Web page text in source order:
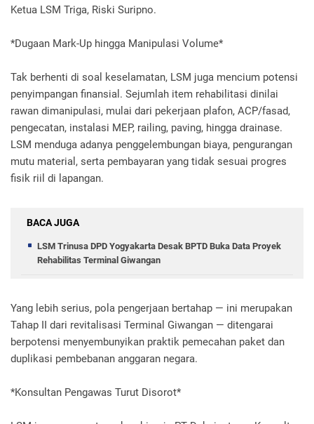
Ketua LSM Triga, Riski Suripno.
*Dugaan Mark-Up hingga Manipulasi Volume*
Tak berhenti di soal keselamatan, LSM juga mencium potensi
penyimpangan finansial. Sejumlah item rehabilitasi dinilai
rawan dimanipulasi, mulai dari pekerjaan plafon, ACP/fasad,
pengecatan, instalasi MEP, railing, paving, hingga drainase.
LSM menduga adanya penggelembungan biaya, pengurangan
mutu material, serta pembayaran yang tidak sesuai progres
fisik riil di lapangan.
BACA JUGA
LSM Trinusa DPD Yogyakarta Desak BPTD Buka Data Proyek
Rehabilitas Terminal Giwangan
Yang lebih serius, pola pengerjaan bertahap — ini merupakan
Tahap II dari revitalisasi Terminal Giwangan — ditengarai
berpotensi menyembunyikan praktik pemecahan paket dan
duplikasi pembebanan anggaran negara.
*Konsultan Pengawas Turut Disorot*